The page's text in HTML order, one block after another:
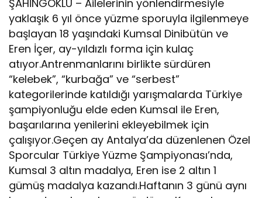
ŞAHİNGÖKLÜ – Ailelerinin yönlendirmesiyle
yaklaşık 6 yıl önce yüzme sporuyla ilgilenmeye
başlayan 18 yaşındaki Kumsal Dinibütün ve
Eren İçer, ay-yıldızlı forma için kulaç
atıyor.Antrenmanlarını birlikte sürdüren
“kelebek”, “kurbağa” ve “serbest”
kategorilerinde katıldığı yarışmalarda Türkiye
şampiyonluğu elde eden Kumsal ile Eren,
başarılarına yenilerini ekleyebilmek için
çalışıyor.Geçen ay Antalya’da düzenlenen Özel
Sporcular Türkiye Yüzme Şampiyonası’nda,
Kumsal 3 altın madalya, Eren ise 2 altın 1
gümüş madalya kazandı.Haftanın 3 günü aynı